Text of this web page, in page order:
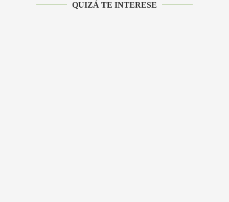
QUIZÁ TE INTERESE